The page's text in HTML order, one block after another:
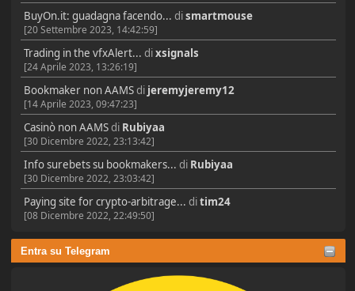
BuyOn.it: guadagna facendo... dismartmouse
[20 Settembre 2023, 14:42:59]
Trading in the vfxAlert... dixsignals
[24 Aprile 2023, 13:26:19]
Bookmaker non AAMSdi jeremyjeremy12
[14 Aprile 2023, 09:47:23]
Casinò non AAMSdi Rubiyaa
[30 Dicembre 2022, 23:13:42]
Info surebets su bookmakers... di Rubiyaa
[30 Dicembre 2022, 23:03:42]
Paying site for crypto-arbitrage... ditim24
[08 Dicembre 2022, 22:49:50]
Entra su Telegram